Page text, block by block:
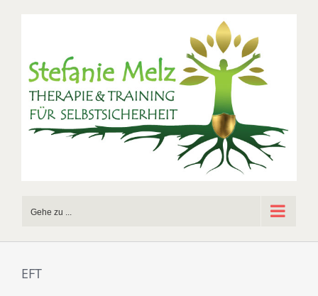
Gehe zu ...
EFT